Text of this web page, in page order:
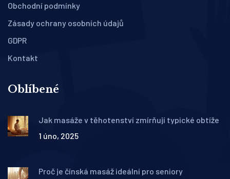
Obchodní podmínky
Zásady ochrany osobních údajů
GDPR
Kontakt
Oblíbené
Jak masáže v těhotenství zmírňují typické obtíže
1 úno, 2025
Proč je čínská masáž ideální pro seniory